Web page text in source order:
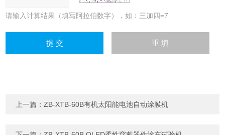
请输入计算结果（填写阿拉伯数字），如：三加四=7
上一篇：ZB-XTB-60B有机太阳能电池自动涂膜机